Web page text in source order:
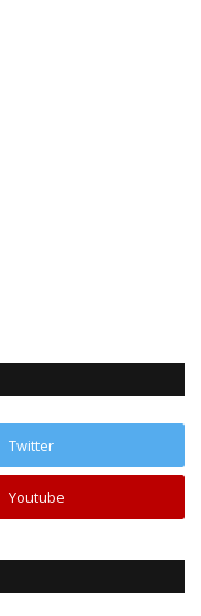
Twitter
Youtube